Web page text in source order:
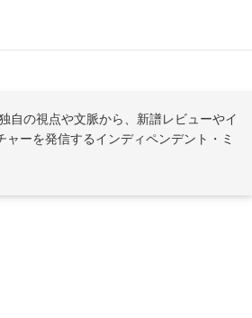
自の視点や文脈から、新譜レビューやイ
ーを発信するインディペンデント・ミ